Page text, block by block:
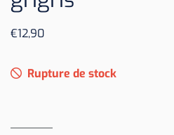
€12,90
Rupture de stock